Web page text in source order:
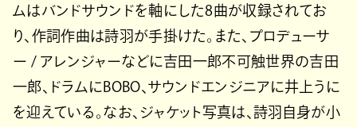
ムはバンドサウンドを軸にした8曲が収録されてお
り、作詞作曲は詩羽が手掛けた。また、プロデューサ
ー / アレンジャーなどに吉田一郎不可触世界の吉田
一郎、ドラムにBOBO、サウンドエンジニアに井上うに
を迎えている。なお、ジャケット写真は、詩羽自身が小